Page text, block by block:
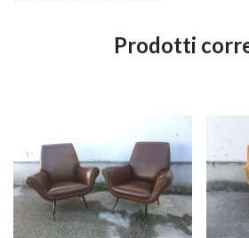
Prodotti